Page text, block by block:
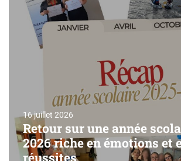
16 juillet 2026
Retour sur une année
2026 riche en émotions et
réussites